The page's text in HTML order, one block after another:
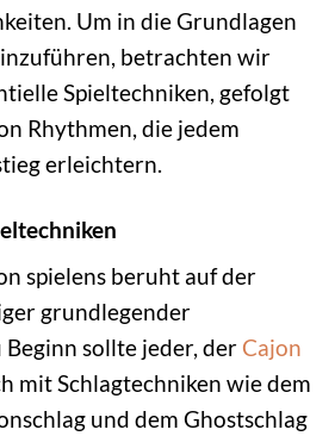
Um in die Grundlagen
betrachten wir
Spieltechniken, gefolgt
Rhythmen, die jedem
erleichtern.
spielens beruht auf der
grundlegender
sollte jeder, der Cajon
mit Schlagtechniken wie dem
und dem Ghostschlag